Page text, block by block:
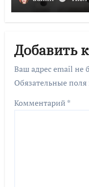
Добавить
Ваш адрес email не
Обязательные
Комментарий *